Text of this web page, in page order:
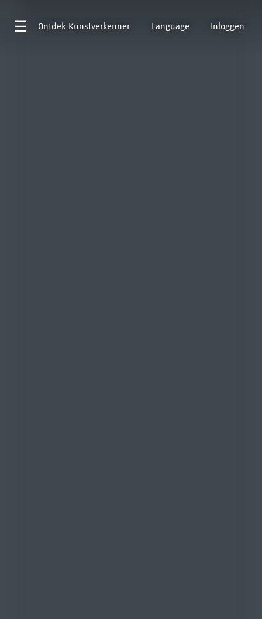
Ontdek Kunstverkenner Language Inloggen